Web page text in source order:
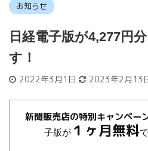
お知らせ
日経電子版が4,277円
す！
2022年3月1日 2023年2月13
新聞販売店の特別キャンペー
子版が １ヶ月無料